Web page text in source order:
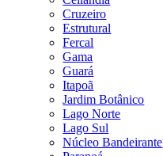
Cruzeiro
Estrutural
Fercal
Gama
Guará
Itapoã
Jardim Botânico
Lago Norte
Lago Sul
Núcleo Bandeirante